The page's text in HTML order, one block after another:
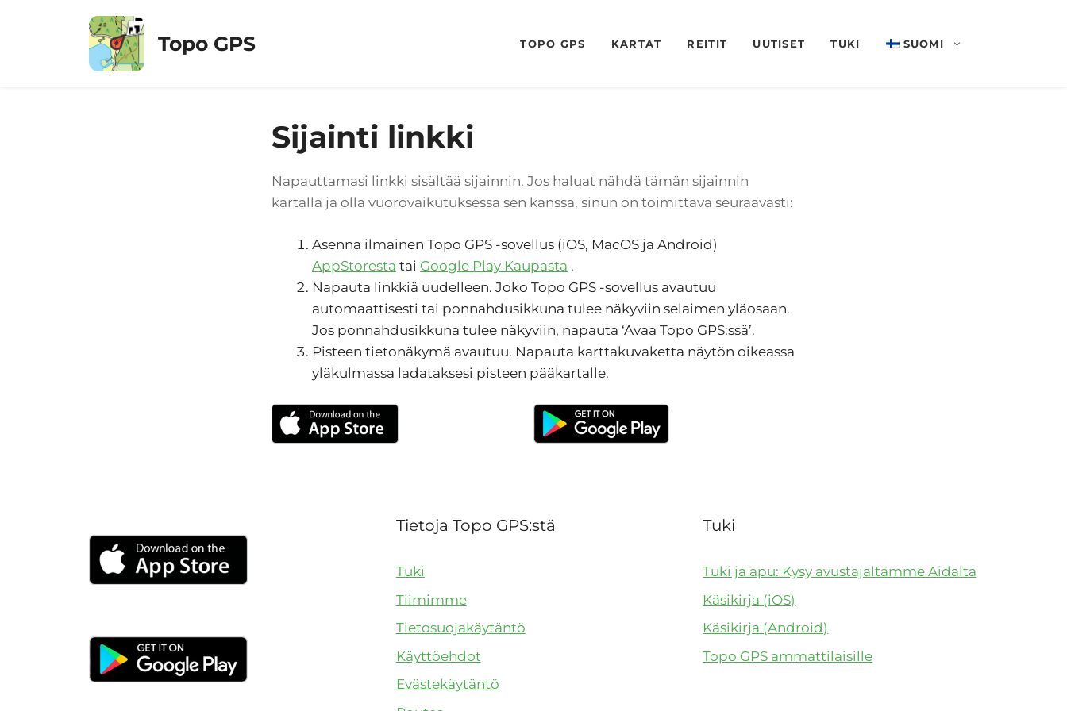
Topo GPS TOPO GPS KARTAT REITIT UUTISET TUKI SUOMI
Sijainti linkki
Napauttamasi linkki sisältää sijainnin. Jos haluat nähdä tämän sijainnin
kartalla ja olla vuorovaikutuksessa sen kanssa, sinun on toimittava seuraavasti:
Asenna ilmainen Topo GPS -sovellus (iOS, MacOS ja Android)
AppStoresta tai Google Play Kaupasta .
Napauta linkkiä uudelleen. Joko Topo GPS -sovellus avautuu
automaattisesti tai ponnahdusikkuna tulee näkyviin selaimen yläosaan.
Jos ponnahdusikkuna tulee näkyviin, napauta ‘Avaa Topo GPS:ssä’.
Pisteen tietonäkymä avautuu. Napauta karttakuvaketta näytön oikeassa
yläkulmassa ladataksesi pisteen pääkartalle.
Tietoja Topo GPS:stä
Tuki
Tiimimme
Tietosuojakäytäntö
Käyttöehdot
Evästekäytäntö
Tuki
Tuki ja apu: Kysy avustajaltamme Aidalta
Käsikirja (iOS)
Käsikirja (Android)
Topo GPS ammattilaisille